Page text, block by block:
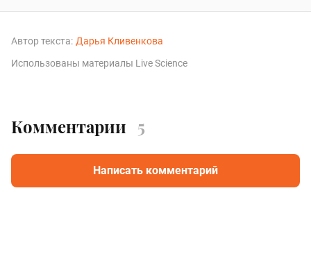
Автор текста: Дарья Кливенкова
Использованы материалы Live Science
Комментарии 5
Написать комментарий